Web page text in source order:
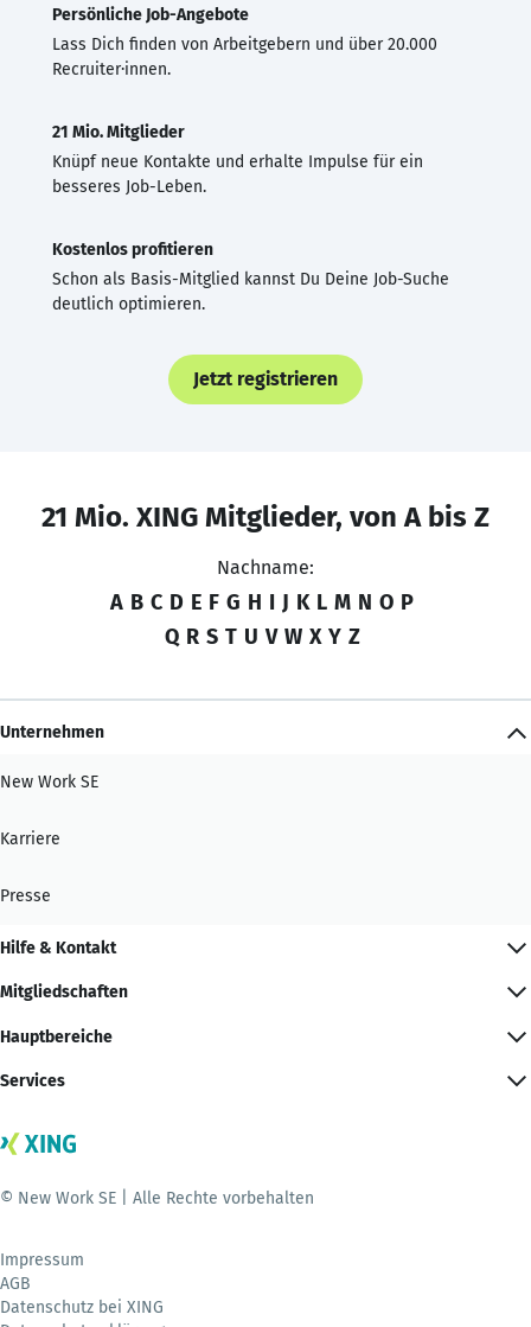
Persönliche Job-Angebote
Lass Dich finden von Arbeitgebern und über 20.000
Recruiter·innen.
21 Mio. Mitglieder
Knüpf neue Kontakte und erhalte Impulse für ein
besseres Job-Leben.
Kostenlos profitieren
Schon als Basis-Mitglied kannst Du Deine Job-Suche
deutlich optimieren.
Jetzt registrieren
21 Mio. XING Mitglieder, von A bis Z
Nachname:
A B C D E F G H I J K L M N O P
Q R S T U V W X Y Z
Unternehmen
New Work SE
Karriere
Presse
Hilfe & Kontakt
Mitgliedschaften
Hauptbereiche
Services
© New Work SE | Alle Rechte vorbehalten
Impressum
AGB
Datenschutz bei XING